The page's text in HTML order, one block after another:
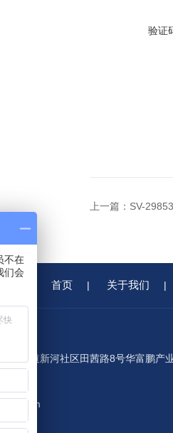
验证
上一篇： SV-
首页 | 关于我们 |
澜街道新河社区田茜路8号华富鹏产
不在
们会